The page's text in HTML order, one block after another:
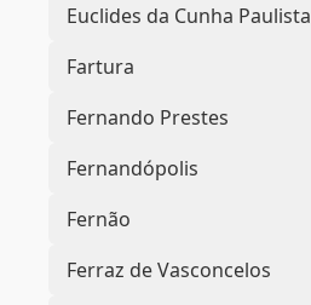
Euclides da Cunha Paulista
Fartura
Fernando Prestes
Fernandópolis
Fernão
Ferraz de Vasconcelos